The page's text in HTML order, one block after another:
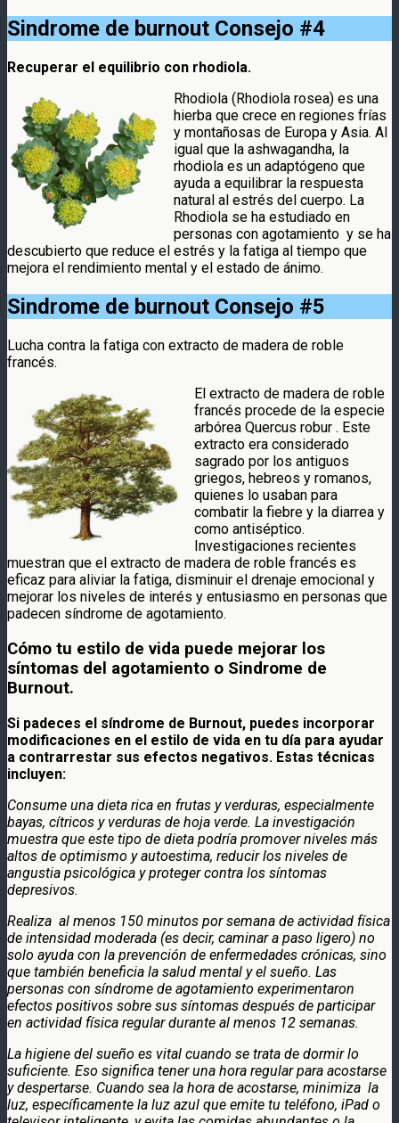
Sindrome de burnout Consejo #4
Recuperar el equilibrio con rhodiola.
Rhodiola (Rhodiola rosea) es una
hierba que crece en regiones frías
y montañosas de Europa y Asia. Al
igual que la ashwagandha, la
rhodiola es un adaptógeno que
ayuda a equilibrar la respuesta
natural al estrés del cuerpo. La
Rhodiola se ha estudiado en
personas con agotamiento y se ha
descubierto que reduce el estrés y la fatiga al tiempo que
mejora el rendimiento mental y el estado de ánimo.
Sindrome de burnout Consejo #5
Lucha contra la fatiga con extracto de madera de roble
francés.
El extracto de madera de roble
francés procede de la especie
arbórea Quercus robur . Este
extracto era considerado
sagrado por los antiguos
griegos, hebreos y romanos,
quienes lo usaban para
combatir la fiebre y la diarrea y
como antiséptico.
Investigaciones recientes
muestran que el extracto de madera de roble francés es
eficaz para aliviar la fatiga, disminuir el drenaje emocional y
mejorar los niveles de interés y entusiasmo en personas que
padecen síndrome de agotamiento.
Cómo tu estilo de vida puede mejorar los
síntomas del agotamiento o Sindrome de
Burnout.
Si padeces el síndrome de Burnout, puedes incorporar
modificaciones en el estilo de vida en tu día para ayudar
a contrarrestar sus efectos negativos. Estas técnicas
incluyen:
Consume una dieta rica en frutas y verduras, especialmente
bayas, cítricos y verduras de hoja verde. La investigación
muestra que este tipo de dieta podría promover niveles más
altos de optimismo y autoestima, reducir los niveles de
angustia psicológica y proteger contra los síntomas
depresivos.
Realiza al menos 150 minutos por semana de actividad física
de intensidad moderada (es decir, caminar a paso ligero) no
solo ayuda con la prevención de enfermedades crónicas, sino
que también beneficia la salud mental y el sueño. Las
personas con síndrome de agotamiento experimentaron
efectos positivos sobre sus síntomas después de participar
en actividad física regular durante al menos 12 semanas.
La higiene del sueño es vital cuando se trata de dormir lo
suficiente. Eso significa tener una hora regular para acostarse
y despertarse. Cuando sea la hora de acostarse, minimiza la
luz, específicamente la luz azul que emite tu teléfono, iPad o